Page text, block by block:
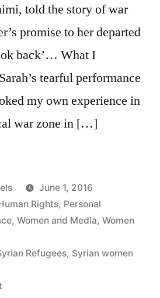
told the story of war
promise to her departed
back’… What I
tearful performance
my own experience in
war zone in […]
June 1, 2016
Rights, Personal
, Women and Media, Women
Refugees, Syrian women
on